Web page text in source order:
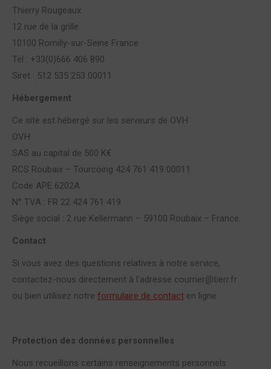
Thierry Rougeaux
12 rue de la grille
10100 Romilly-sur-Seine France
Tel : +33(0)666 406 890
Siret : 512 535 253 00011
Hébergement
Ce site est hébergé sur les serveurs de OVH
OVH
SAS au capital de 500 K€
RCS Roubaix – Tourcoing 424 761 419 00011
Code APE 6202A
N° TVA : FR 22 424 761 419
Siège social : 2 rue Kellermann – 59100 Roubaix – France.
Contact
Si vous avez des questions relatives à notre service,
contactez-nous directement à l’adresse courrier@tierr.fr
ou bien utilisez notre formulaire de contact en ligne.
Protection des données personnelles
Nous recueillons certains renseignements personnels